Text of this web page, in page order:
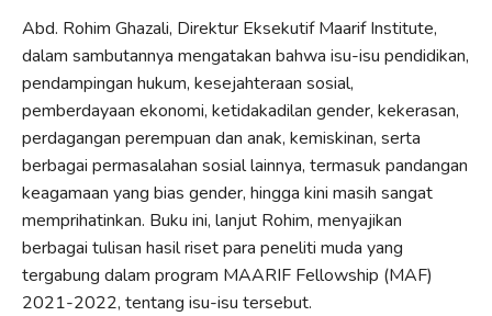
Abd. Rohim Ghazali, Direktur Eksekutif Maarif Institute,
dalam sambutannya mengatakan bahwa isu-isu pendidikan,
pendampingan hukum, kesejahteraan sosial,
pemberdayaan ekonomi, ketidakadilan gender, kekerasan,
perdagangan perempuan dan anak, kemiskinan, serta
berbagai permasalahan sosial lainnya, termasuk pandangan
keagamaan yang bias gender, hingga kini masih sangat
memprihatinkan. Buku ini, lanjut Rohim, menyajikan
berbagai tulisan hasil riset para peneliti muda yang
tergabung dalam program MAARIF Fellowship (MAF)
2021-2022, tentang isu-isu tersebut.